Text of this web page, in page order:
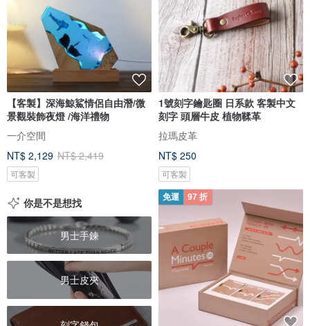
【客製】深海鯨鯊情侶自由潛/微
景觀裝飾夜燈 /海洋禮物
一介空間
NT$ 2,129 NT$ 2,419
可客製
1號刻字鑰匙圈 日系款 客製中文
刻字 頭層牛皮 植物鞣革
拉瑪皮革
NT$ 250
可客製
你是不是想找
男士手鍊
男士皮夾
免運 97 折